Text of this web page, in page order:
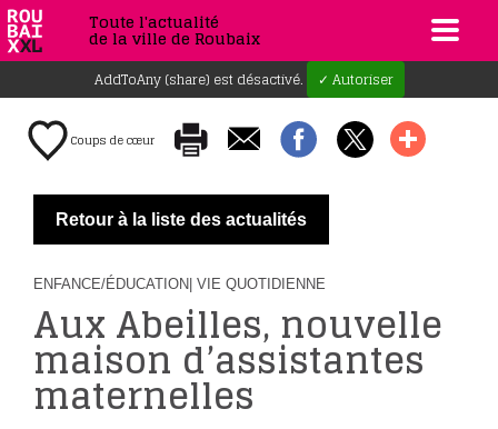
Toute l'actualité
de la ville de Roubaix
AddToAny (share) est désactivé. ✓ Autoriser
Coups de cœur
Retour à la liste des actualités
ENFANCE/ÉDUCATION | VIE QUOTIDIENNE
Aux Abeilles, nouvelle
maison d’assistantes
maternelles